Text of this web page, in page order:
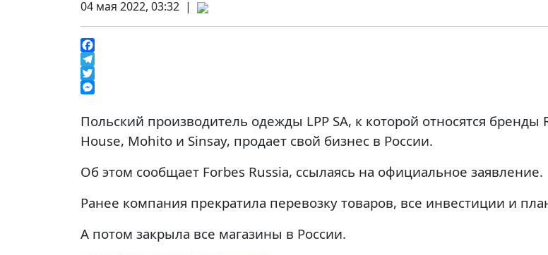
04 мая 2022, 03:32 |
Facebook
Telegram
Twitter
Польский производитель одежды LPP SA, к которой относятся бренды
House, Mohito и Sinsay, продает свой бизнес в России.
Об этом сообщает Forbes Russia, ссылаясь на официальное заявление.
Ранее компания прекратила перевозку товаров, все инвестиции и
А потом закрыла все магазины в России.